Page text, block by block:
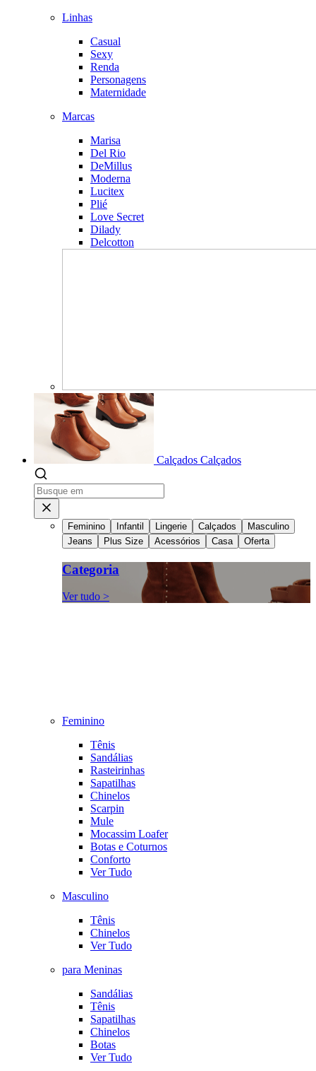
Linhas
Casual
Sexy
Renda
Personagens
Maternidade
Marcas
Marisa
Del Rio
DeMillus
Moderna
Lucitex
Plié
Love Secret
Dilady
Delcotton
Calçados Calçados
Feminino Infantil Lingerie Calçados
Masculino
Jeans
Plus Size Acessórios Casa Oferta
Categoria
Ver tudo >
Feminino
Tênis
Sandálias
Rasteirinhas
Sapatilhas
Chinelos
Scarpin
Mule
Mocassim Loafer
Botas e Coturnos
Conforto
Ver Tudo
Masculino
Tênis
Chinelos
Ver Tudo
para Meninas
Sandálias
Tênis
Sapatilhas
Chinelos
Botas
Ver Tudo